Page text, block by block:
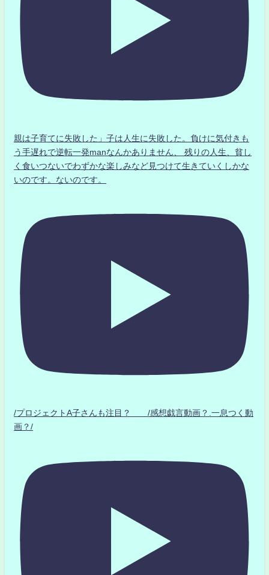
親は子育てに失敗した」子は人生に失敗した。負けに気付きも
う手遅れで逆転一発manなんかありません、 残りの人生、貧し
く食いつないでわずかな楽しみなど見つけて生きていくしかな
いのです。ないのです。
/プロジェクトA子さんも注目？ /感想戯言動画？.一息つく動
画？/